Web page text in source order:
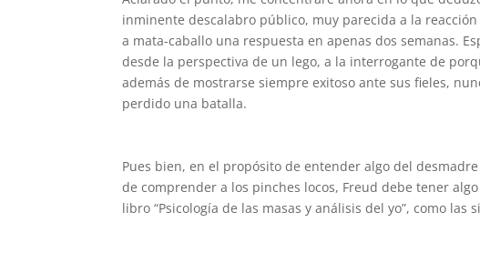
inminente descalabro público, muy parecida a la
a mata-caballo una respuesta en apenas dos semanas.
desde la perspectiva de un lego, a la interrogante de
además de mostrarse siempre exitoso ante sus fieles,
perdido una batalla.
Pues bien, en el propósito de entender algo del
de comprender a los pinches locos, Freud debe tener
libro “Psicología de las masas y análisis del yo”, como